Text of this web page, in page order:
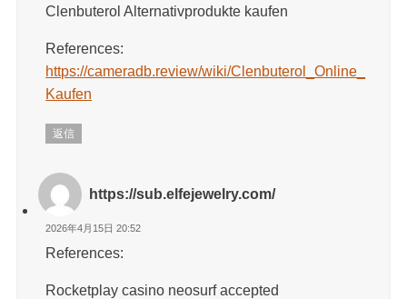
Clenbuterol Alternativprodukte kaufen
References:
https://cameradb.review/wiki/Clenbuterol_Online_
Kaufen
返信
https://sub.elfejewelry.com/
2026年4月15日 20:52
References:
Rocketplay casino neosurf accepted